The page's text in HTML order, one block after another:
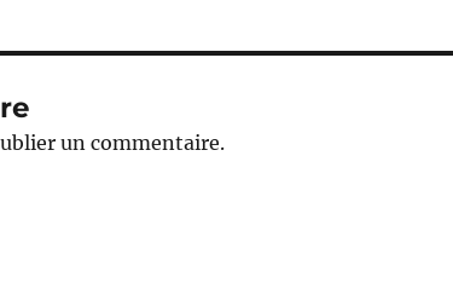
un commentaire.